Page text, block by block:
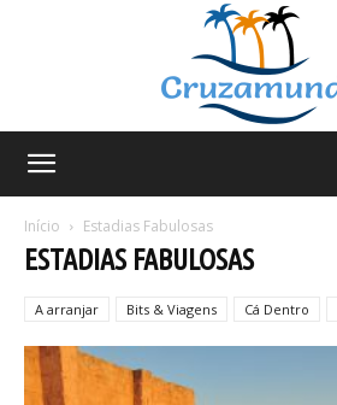
Início Estadias Fabulosas
ESTADIAS FABULOSAS
A arranjar Bits & Viagens Cá Dentro